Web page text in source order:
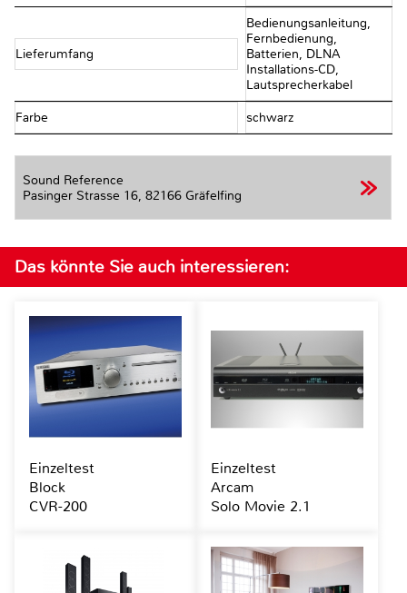
Lieferumfang
Bedienungsanleitung,
Fernbedienung,
Batterien, DLNA
Installations-CD,
Lautsprecherkabel
Farbe schwarz
Sound Reference
Pasinger Strasse 16, 82166 Gräfelfing
Das könnte Sie auch interessieren:
Einzeltest
Block
CVR-200
Einzeltest
Arcam
Solo Movie 2.1